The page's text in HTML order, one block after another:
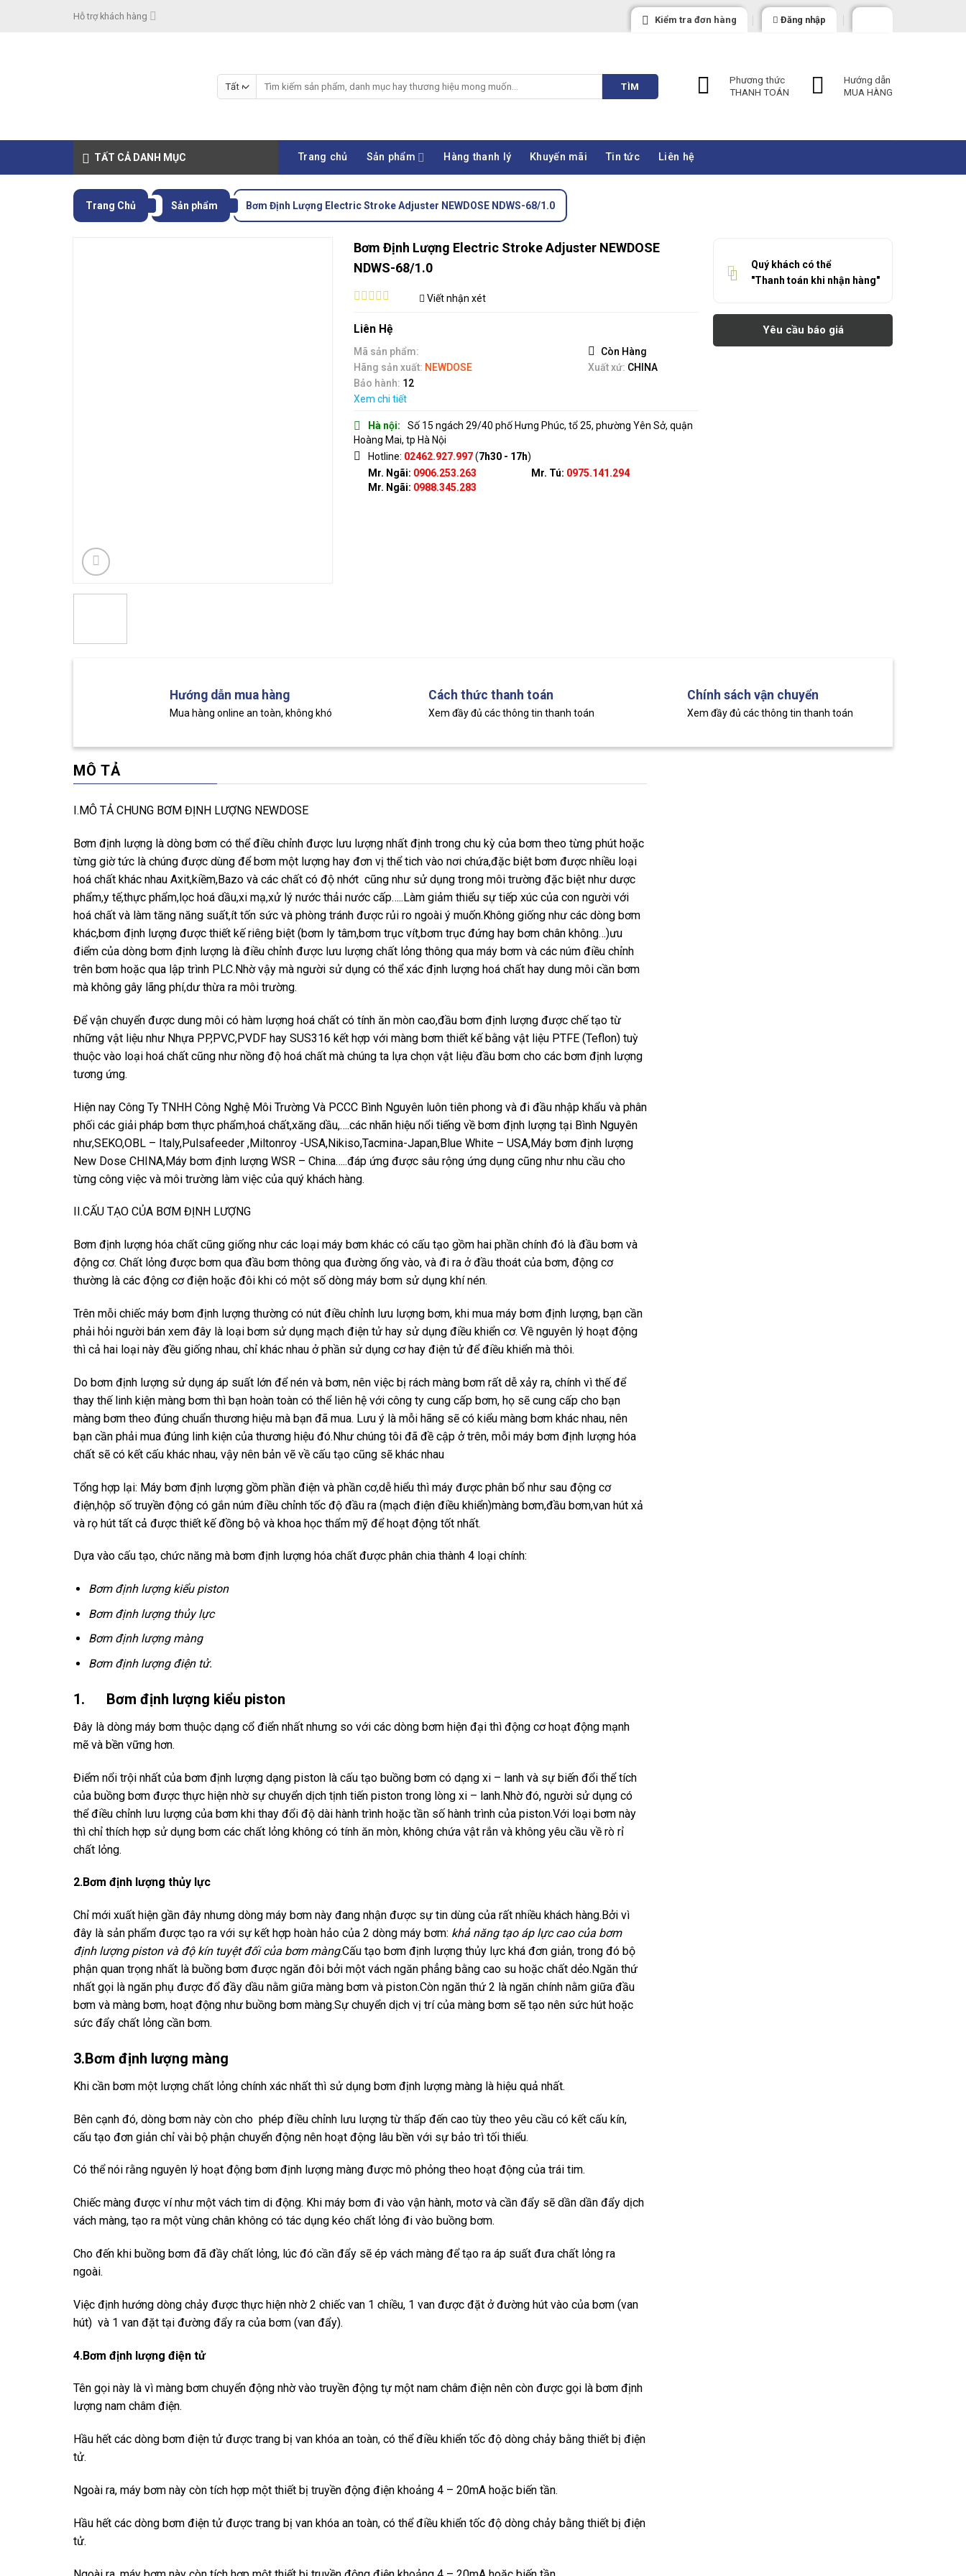
Hỗ trợ khách hàng Kiểm tra đơn hàng Đăng nhập
kiếm:
TÌM
Phương thức
THANH TOÁN
Hướng dẫn
MUA HÀNG
TẤT CẢ DANH MỤC Trang chủ Sản phẩm Hàng thanh lý Khuyến mãi Tin tức Liên hệ
Trang Chủ Sản phẩm Bơm Định Lượng Electric Stroke Adjuster NEWDOSE NDWS-68/1.0
Bơm Định Lượng Electric Stroke Adjuster NEWDOSE
NDWS-68/1.0
out
of
5
Viết nhận xét
Liên Hệ
Mã sản phẩm:
Còn Hàng
Hãng sản xuất: NEWDOSE Xuất xứ: CHINA
Bảo hành: 12
Xem chi tiết
Hà nội:
Số 15 ngách 29/40 phố Hưng Phúc, tổ 25, phường Yên Sở, quận
Hoàng Mai, tp Hà Nội
Hotline: 02462.927.997(7h30 - 17h)
Mr. Ngãi: 0906.253.263
Mr. Ngãi: 0988.345.283
Mr. Tú: 0975.141.294
Quý khách có thể
"Thanh toán khi nhận hàng"
Yêu cầu báo giá
Hướng dẫn mua hàng
Mua hàng online an toàn, không khó
Cách thức thanh toán
Xem đầy đủ các thông tin thanh toán
Chính sách vận chuyển
Xem đầy đủ các thông tin thanh toán
MÔ TẢ
I.MÔ TẢ CHUNG BƠM ĐỊNH LƯỢNG NEWDOSE
Bơm định lượng là dòng bơm có thể điều chỉnh được lưu lượng nhất định trong chu kỳ của bơm theo từng phút hoặc
từng giờ tức là chúng được dùng để bơm một lượng hay đơn vị thể tich vào nơi chứa,đặc biệt bơm được nhiều loại
hoá chất khác nhau Axit,kiềm,Bazo và các chất có độ nhớt cũng như sử dụng trong môi trường đặc biệt như dược
phẩm,y tế,thực phẩm,lọc hoá dầu,xi mạ,xử lý nước thải nước cấp…..Làm giảm thiểu sự tiếp xúc của con người với
hoá chất và làm tăng năng suất,ít tốn sức và phòng tránh được rủi ro ngoài ý muốn.Không giống như các dòng bơm
khác,bơm định lượng được thiết kế riêng biệt (bơm ly tâm,bơm trục vít,bơm trục đứng hay bơm chân không…)ưu
điểm của dòng bơm định lượng là điều chỉnh được lưu lượng chất lỏng thông qua máy bơm và các núm điều chỉnh
trên bơm hoặc qua lập trình PLC.Nhờ vậy mà người sử dụng có thể xác định lượng hoá chất hay dung môi cần bơm
mà không gây lãng phí,dư thừa ra môi trường.
Để vận chuyển được dung môi có hàm lượng hoá chất có tính ăn mòn cao,đầu bơm định lượng được chế tạo từ
những vật liệu như Nhựa PP,PVC,PVDF hay SUS316 kết hợp với màng bơm thiết kế bằng vật liệu PTFE (Teflon) tuỳ
thuộc vào loại hoá chất cũng như nồng độ hoá chất mà chúng ta lựa chọn vật liệu đầu bơm cho các bơm định lượng
tương ứng.
Hiện nay Công Ty TNHH Công Nghệ Môi Trường Và PCCC Bình Nguyên luôn tiên phong và đi đầu nhập khẩu và phân
phối các giải pháp bơm thực phẩm,hoá chất,xăng dầu,….các nhãn hiệu nổi tiếng về bơm định lượng tại Bình Nguyên
như,SEKO,OBL – Italy,Pulsafeeder ,Miltonroy -USA,Nikiso,Tacmina-Japan,Blue White – USA,Máy bơm định lượng
New Dose CHINA,Máy bơm định lượng WSR – China…..đáp ứng được sâu rộng ứng dụng cũng như nhu cầu cho
từng công việc và môi trường làm việc của quý khách hàng.
II.CẤU TẠO CỦA BƠM ĐỊNH LƯỢNG
Bơm định lượng hóa chất cũng giống như các loại máy bơm khác có cấu tạo gồm hai phần chính đó là đầu bơm và
động cơ. Chất lỏng được bơm qua đầu bơm thông qua đường ống vào, và đi ra ở đầu thoát của bơm, động cơ
thường là các động cơ điện hoặc đôi khi có một số dòng máy bơm sử dụng khí nén.
Trên mỗi chiếc máy bơm định lượng thường có nút điều chỉnh lưu lượng bơm, khi mua máy bơm định lượng, bạn cần
phải hỏi người bán xem đây là loại bơm sử dụng mạch điện tử hay sử dụng điều khiển cơ. Về nguyên lý hoạt động
thì cả hai loại này đều giống nhau, chỉ khác nhau ở phần sử dụng cơ hay điện tử để điều khiển mà thôi.
Do bơm định lượng sử dụng áp suất lớn để nén và bơm, nên việc bị rách màng bơm rất dễ xảy ra, chính vì thế để
thay thế linh kiện màng bơm thì bạn hoàn toàn có thể liên hệ với công ty cung cấp bơm, họ sẽ cung cấp cho bạn
màng bơm theo đúng chuẩn thương hiệu mà bạn đã mua. Lưu ý là mỗi hãng sẽ có kiểu màng bơm khác nhau, nên
bạn cần phải mua đúng linh kiện của thương hiệu đó.Như chúng tôi đã đề cập ở trên, mỗi máy bơm định lượng hóa
chất sẽ có kết cấu khác nhau, vậy nên bản vẽ về cấu tạo cũng sẽ khác nhau
Tổng hợp lại: Máy bơm định lượng gồm phần điện và phần cơ,dễ hiểu thì máy được phân bổ như sau động cơ
điện,hộp số truyền động có gắn núm điều chỉnh tốc độ đầu ra (mạch điện điều khiển)màng bơm,đầu bơm,van hút xả
và rọ hút tất cả được thiết kế đồng bộ và khoa học thẩm mỹ để hoạt động tốt nhất.
Dựa vào cấu tạo, chức năng mà bơm định lượng hóa chất được phân chia thành 4 loại chính:
Bơm định lượng kiểu piston
Bơm định lượng thủy lực
Bơm định lượng màng
Bơm định lượng điện tử.
1. Bơm định lượng kiểu piston
Đây là dòng máy bơm thuộc dạng cổ điển nhất nhưng so với các dòng bơm hiện đại thì động cơ hoạt động mạnh
mẽ và bền vững hơn.
Điểm nổi trội nhất của bơm định lượng dạng piston là cấu tạo buồng bơm có dạng xi – lanh và sự biến đổi thể tích
của buồng bơm được thực hiện nhờ sự chuyển dịch tịnh tiến piston trong lòng xi – lanh.Nhờ đó, người sử dụng có
thể điều chỉnh lưu lượng của bơm khi thay đổi độ dài hành trình hoặc tần số hành trình của piston.Với loại bơm này
thì chỉ thích hợp sử dụng bơm các chất lỏng không có tính ăn mòn, không chứa vật rắn và không yêu cầu về rò rỉ
chất lỏng.
2.Bơm định lượng thủy lực
Chỉ mới xuất hiện gần đây nhưng dòng máy bơm này đang nhận được sự tin dùng của rất nhiều khách hàng.Bởi vì
đây là sản phẩm được tạo ra với sự kết hợp hoàn hảo của 2 dòng máy bơm: khả năng tạo áp lực cao của bơm
định lượng piston và độ kín tuyệt đối của bơm màng.Cấu tạo bơm định lượng thủy lực khá đơn giản, trong đó bộ
phận quan trọng nhất là buồng bơm được ngăn đôi bởi một vách ngăn phẳng bằng cao su hoặc chất dẻo.Ngăn thứ
nhất gọi là ngăn phụ được đổ đầy dầu nằm giữa màng bơm và piston.Còn ngăn thứ 2 là ngăn chính nằm giữa đầu
bơm và màng bơm, hoạt động như buồng bơm màng.Sự chuyển dịch vị trí của màng bơm sẽ tạo nên sức hút hoặc
sức đẩy chất lỏng cần bơm.
3.Bơm định lượng màng
Khi cần bơm một lượng chất lỏng chính xác nhất thì sử dụng bơm định lượng màng là hiệu quả nhất.
Bên cạnh đó, dòng bơm này còn cho phép điều chỉnh lưu lượng từ thấp đến cao tùy theo yêu cầu có kết cấu kín,
cấu tạo đơn giản chỉ vài bộ phận chuyển động nên hoạt động lâu bền với sự bảo trì tối thiểu.
Có thể nói rằng nguyên lý hoạt động bơm định lượng màng được mô phỏng theo hoạt động của trái tim.
Chiếc màng được ví như một vách tim di động. Khi máy bơm đi vào vận hành, motơ và cần đẩy sẽ dần dần đẩy dịch
vách màng, tạo ra một vùng chân không có tác dụng kéo chất lỏng đi vào buồng bơm.
Cho đến khi buồng bơm đã đầy chất lỏng, lúc đó cần đẩy sẽ ép vách màng để tạo ra áp suất đưa chất lỏng ra
ngoài.
Việc định hướng dòng chảy được thực hiện nhờ 2 chiếc van 1 chiều, 1 van được đặt ở đường hút vào của bơm (van
hút) và 1 van đặt tại đường đẩy ra của bơm (van đẩy).
4.Bơm định lượng điện tử
Tên gọi này là vì màng bơm chuyển động nhờ vào truyền động tự một nam châm điện nên còn được gọi là bơm định
lượng nam châm điện.
Hầu hết các dòng bơm điện tử được trang bị van khóa an toàn, có thể điều khiển tốc độ dòng chảy bằng thiết bị điện
tử.
Ngoài ra, máy bơm này còn tích hợp một thiết bị truyền động điện khoảng 4 – 20mA hoặc biến tần.
Hầu hết các dòng bơm điện tử được trang bị van khóa an toàn, có thể điều khiển tốc độ dòng chảy bằng thiết bị điện
tử.